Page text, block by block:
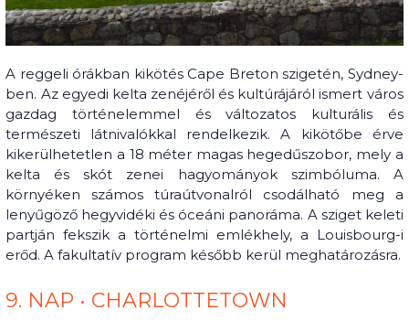
A reggeli órákban kikötés Cape Breton szigetén, Sydney-
ben. Az egyedi kelta zenéjéről és kultúrájáról ismert város
gazdag történelemmel és változatos kulturális és
természeti látnivalókkal rendelkezik. A kikötőbe érve
kikerülhetetlen a 18 méter magas hegedűszobor, mely a
kelta és skót zenei hagyományok szimbóluma. A
környéken számos túraútvonalról csodálható meg a
lenyűgöző hegyvidéki és óceáni panoráma. A sziget keleti
partján fekszik a történelmi emlékhely, a Louisbourg-i
erőd. A fakultatív program később kerül meghatározásra.
9. NAP • CHARLOTTETOWN